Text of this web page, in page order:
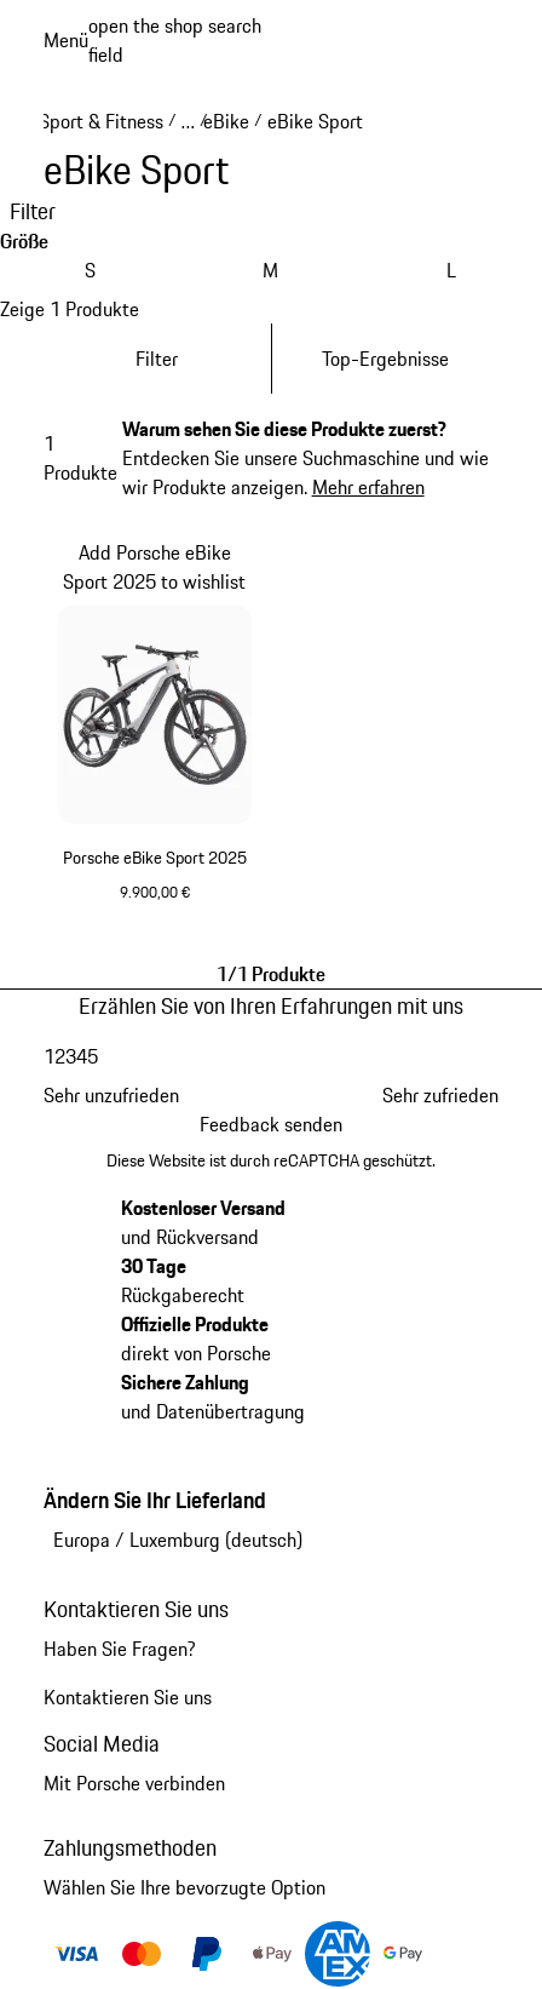
Hauptinhalt
Menüopen the shop search
field
Sport & Fitness / …
Reveal collapsed breadcrumb items
/eBike / eBike Sport
eBike Sport
Filter
Größe
S
M
L
Zeige 1 Produkte
Filter
Top-Ergebnisse
1
Produkte
Warum sehen Sie diese Produkte zuerst?
Entdecken Sie unsere Suchmaschine und wie
wir Produkte anzeigen. Mehr erfahren
Porsche eBike Sport 2025
9.900,00 €
Add Porsche eBike
Sport 2025 to wishlist
1/1 Produkte
Erzählen Sie von Ihren Erfahrungen mit uns
Sehr unzufrieden
12345
Sehr zufrieden
Feedback senden
Diese Website ist durch reCAPTCHA geschützt.
Kostenloser Versand
und Rückversand
30 Tage
Rückgaberecht
Offizielle Produkte
direkt von Porsche
Sichere Zahlung
und Datenübertragung
Ändern Sie Ihr Lieferland
Europa / Luxemburg (deutsch)
Kontaktieren Sie uns
Haben Sie Fragen?
Kontaktieren Sie uns
Social Media
Mit Porsche verbinden
Zahlungsmethoden
Wählen Sie Ihre bevorzugte Option